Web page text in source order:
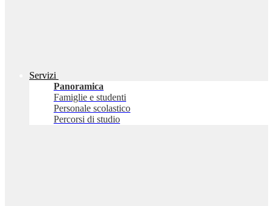
Servizi
Panoramica
Famiglie e studenti
Personale scolastico
Percorsi di studio